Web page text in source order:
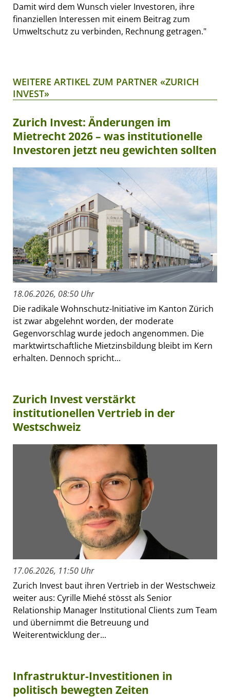
Damit wird dem Wunsch vieler Investoren, ihre
finanziellen Interessen mit einem Beitrag zum
Umweltschutz zu verbinden, Rechnung getragen."
WEITERE ARTIKEL ZUM PARTNER «ZURICH
INVEST»
Zurich Invest: Änderungen im
Mietrecht 2026 – was institutionelle
Investoren jetzt neu gewichten sollten
18.06.2026, 08:50 Uhr
Die radikale Wohnschutz-Initiative im Kanton Zürich
ist zwar abgelehnt worden, der moderate
Gegenvorschlag wurde jedoch angenommen. Die
marktwirtschaftliche Mietzinsbildung bleibt im Kern
erhalten. Dennoch spricht...
Zurich Invest verstärkt
institutionellen Vertrieb in der
Westschweiz
17.06.2026, 11:50 Uhr
Zurich Invest baut ihren Vertrieb in der Westschweiz
weiter aus: Cyrille Miehé stösst als Senior
Relationship Manager Institutional Clients zum Team
und übernimmt die Betreuung und
Weiterentwicklung der...
Infrastruktur-Investitionen in
politisch bewegten Zeiten